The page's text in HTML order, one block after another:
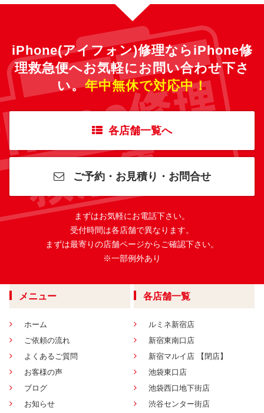
iPhone(アイフォン)修理ならiPhone修
理救急便へお気軽にお問い合わせ下さ
い。年中無休で対応中！
各店舗一覧へ
ご予約・お見積り・お問合せ
まずはお気軽にお電話下さい。
受付時間は各店舗で異なります。
まずは最寄りの店舗ページからご確認下さい。
※一部例外あり
メニュー
ホーム
ご依頼の流れ
よくあるご質問
お客様の声
ブログ
お知らせ
各店舗一覧
ルミネ新宿店
新宿東南口店
新宿マルイ店 【閉店】
池袋東口店
池袋西口地下街店
渋谷センター街店